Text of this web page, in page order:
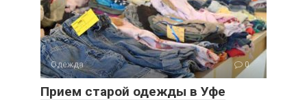
Одежда 0
Прием старой одежды в Уфе